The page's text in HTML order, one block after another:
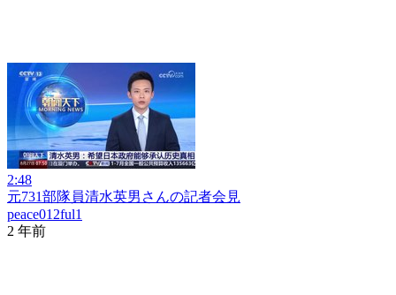
2:48
元731部隊員清水英男さんの記者会見
peace012ful1
2 年前